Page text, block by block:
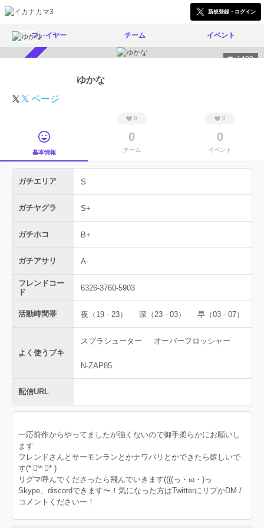
新規登録・ログイン
プレイヤー チーム イベント
1400
ゆかな
𝕏 ページ
基本情報
0
0
チーム
0
0
イベント
ガチエリア S
ガチヤグラ S+
ガチホコ B+
ガチアサリ A-
フレンドコー
ド
6326-3760-5903
活動時間帯 夜（19 - 23） 深（23 - 03） 早（03 - 07）
よく使うブキ
スプラシューター オーバーフロッシャー
N-ZAP85
配信URL
一応前作からやってましたが強くないので御手柔らかにお願いし
ます
フレンドさんとサーモンランとかナワバリとかできたら嬉しいで
す(* ॑꒳ ॑* )
リグマ呼んでくださったら飛んでいきます((((っ・ω・)っ
Skype、discordできます〜！気になった方はTwitterにリプかDM /
コメントくださいー！